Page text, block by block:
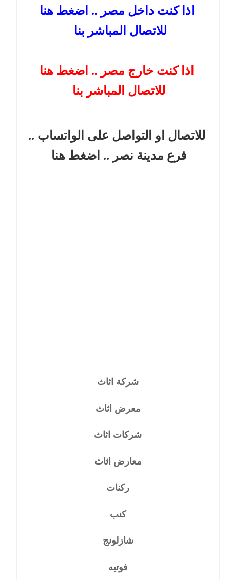
اذا كنت داخل مصر .. اضغط هنا
للاتصال المباشر بنا
اذا كنت خارج مصر .. اضغط هنا
للاتصال المباشر بنا
للاتصال او التواصل على الواتساب ..
فرع مدينة نصر .. اضغط هنا
شركة اثاث
معرض اثاث
شركات اثاث
معارض اثاث
ركنات
كنب
شازلونج
فوتيه